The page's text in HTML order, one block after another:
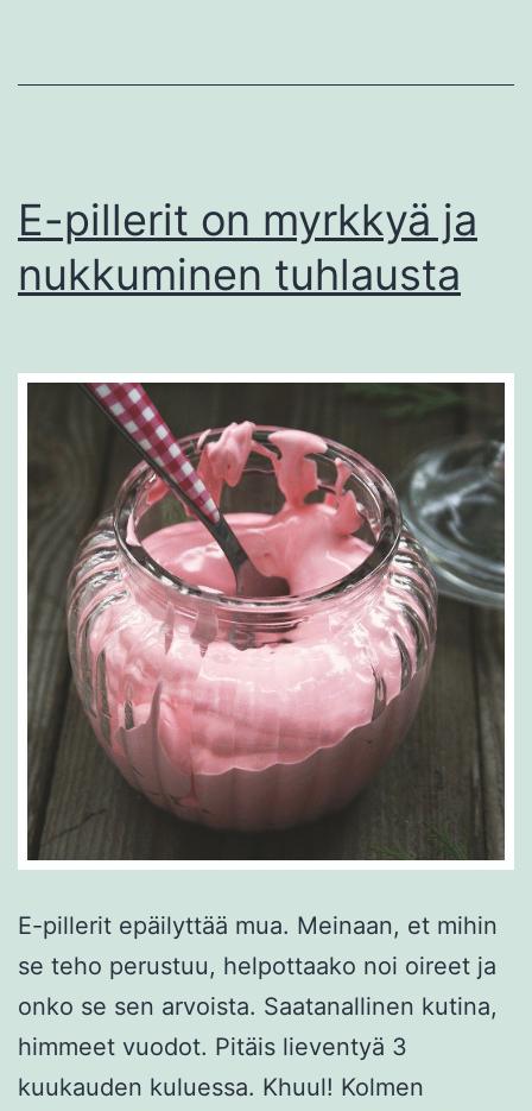
E-pillerit on myrkkyä ja
nukkuminen tuhlausta
E-pillerit epäilyttää mua. Meinaan, et mihin
se teho perustuu, helpottaako noi oireet ja
onko se sen arvoista. Saatanallinen kutina,
himmeet vuodot. Pitäis lieventyä 3
kuukauden kuluessa. Khuul! Kolmen